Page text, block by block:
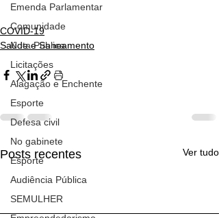
Emenda Parlamentar
Comunidade
Nota Pública
Licitações
Alagação e Enchente
Esporte
Defesa civil
No gabinete
Esporte
Audiência Pública
SEMULHER
COVID-19
Saúde e Saneamento
Posts recentes Ver tudo